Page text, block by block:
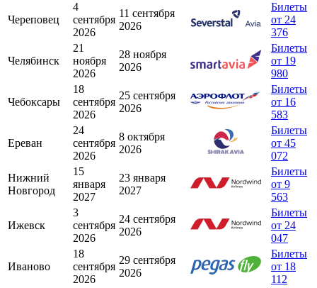
Череповец
4
сентября
2026
11 сентября
2026
Билеты
от 24
376
Челябинск
21
ноября
2026
28 ноября
2026
Билеты
от 19
980
Чебоксары
18
сентября
2026
25 сентября
2026
Билеты
от 16
583
Ереван
24
сентября
2026
8 октября
2026
Билеты
от 45
072
Нижний
Новгород
15
января
2027
23 января
2027
Билеты
от 9
563
Ижевск
3
сентября
2026
24 сентября
2026
Билеты
от 24
047
Иваново
18
сентября
2026
29 сентября
2026
Билеты
от 18
112